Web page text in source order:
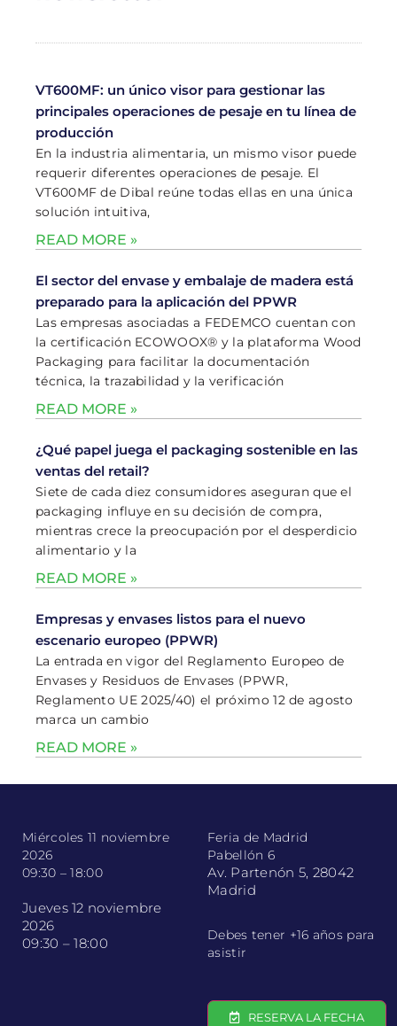
VT600MF: un único visor para gestionar las
principales operaciones de pesaje en tu línea de
producción
En la industria alimentaria, un mismo visor puede
requerir diferentes operaciones de pesaje. El
VT600MF de Dibal reúne todas ellas en una única
solución intuitiva,
READ MORE »
El sector del envase y embalaje de madera está
preparado para la aplicación del PPWR
Las empresas asociadas a FEDEMCO cuentan con
la certificación ECOWOOX® y la plataforma Wood
Packaging para facilitar la documentación
técnica, la trazabilidad y la verificación
READ MORE »
¿Qué papel juega el packaging sostenible en las
ventas del retail?
Siete de cada diez consumidores aseguran que el
packaging influye en su decisión de compra,
mientras crece la preocupación por el desperdicio
alimentario y la
READ MORE »
Empresas y envases listos para el nuevo
escenario europeo (PPWR)
La entrada en vigor del Reglamento Europeo de
Envases y Residuos de Envases (PPWR,
Reglamento UE 2025/40) el próximo 12 de agosto
marca un cambio
READ MORE »
Miércoles 11 noviembre
2026
09:30 – 18:00
Jueves 12 noviembre
2026
09:30 – 18:00
Feria de Madrid
Pabellón 6
Av. Partenón 5, 28042
Madrid
Debes tener +16 años para
asistir
RESERVA LA FECHA